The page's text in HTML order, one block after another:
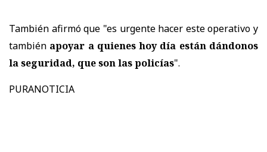
También afirmó que "es urgente hacer este operativo y
también apoyar a quienes hoy día están dándonos
la seguridad, que son las policías".
PURANOTICIA